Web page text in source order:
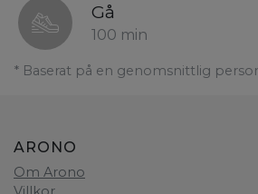
Gå
100 min
* Baserat på en genomsnittlig
ARONO
Om Arono